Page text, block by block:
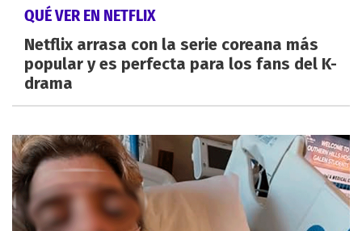
QUÉ VER EN NETFLIX
Netflix arrasa con la serie coreana más
popular y es perfecta para los fans del K-
drama